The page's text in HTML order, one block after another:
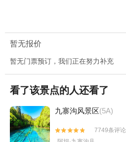
暂无报价
暂无门票预订，我们正在努力补充
看了该景点的人还看了
九寨沟风景区(5A)


7749条评论